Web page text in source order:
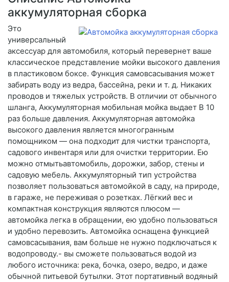
аккумуляторная сборка
Это
универсальный
аксессуар для автомобиля, который перевернет ваше
классическое представление мойки высокого давления
в пластиковом боксе. Функция самовсасывания может
забирать воду из ведра, бассейна, реки и т. д. Никаких
проводов и тяжелых устройств. В отличии от обычного
шланга, Аккумуляторная мобильная мойка выдает В 10
раз больше давления. Аккумуляторная автомойка
высокого давления является многогранным
помощником — она подходит для чистки транспорта,
садового инвентаря или для очистки территории. Ею
можно отмытьавтомобиль, дорожки, забор, стены и
садовую мебель. Аккумуляторный тип устройства
позволяет пользоваться автомойкой в саду, на природе,
в гараже, не переживая о розетках. Лёгкий вес и
компактная конструкция являются плюсом —
автомойка легка в обращении, ею удобно пользоваться
и удобно перевозить. Автомойка оснащена функцией
самовсасывания, вам больше не нужно подключаться к
водопроводу.- вы сможете пользоваться водой из
любого источника: река, бочка, озеро, ведро, и даже
обычной питьевой бутылки. Этот портативный водяный